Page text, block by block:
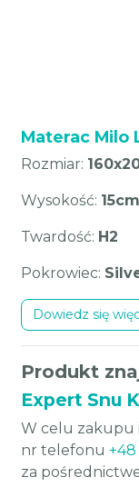
Materac Milo
Rozmiar:
Wysokość: 15cm
Twardość: H2
Pokrowiec:
Dowiedz się
Produkt
Expert Snu
W celu zakupu
nr telefonu
za